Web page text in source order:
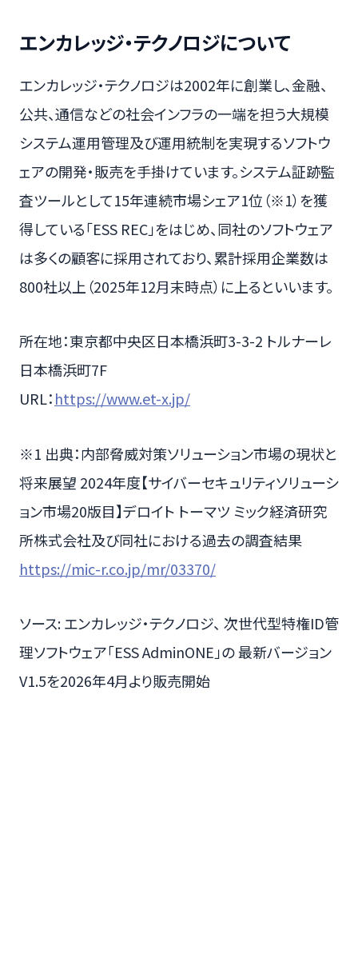
エンカレッジ・テクノロジについて
エンカレッジ・テクノロジは2002年に創業し、金融、
公共、通信などの社会インフラの一端を担う大規模
システム運用管理及び運用統制を実現するソフトウ
ェアの開発・販売を手掛けています。システム証跡監
査ツールとして15年連続市場シェア1位（※1）を獲
得している「ESS REC」をはじめ、同社のソフトウェア
は多くの顧客に採用されており、累計採用企業数は
800社以上（2025年12月末時点）に上るといいます。
所在地：東京都中央区日本橋浜町3-3-2 トルナーレ
日本橋浜町7F
URL：https://www.et-x.jp/
※1 出典：内部脅威対策ソリューション市場の現状と
将来展望 2024年度【サイバーセキュリティソリューシ
ョン市場20版目】デロイト トーマツ ミック経済研究
所株式会社及び同社における過去の調査結果
https://mic-r.co.jp/mr/03370/
ソース: エンカレッジ・テクノロジ、 次世代型特権ID管
理ソフトウェア「ESS AdminONE」の 最新バージョン
V1.5を2026年4月より販売開始